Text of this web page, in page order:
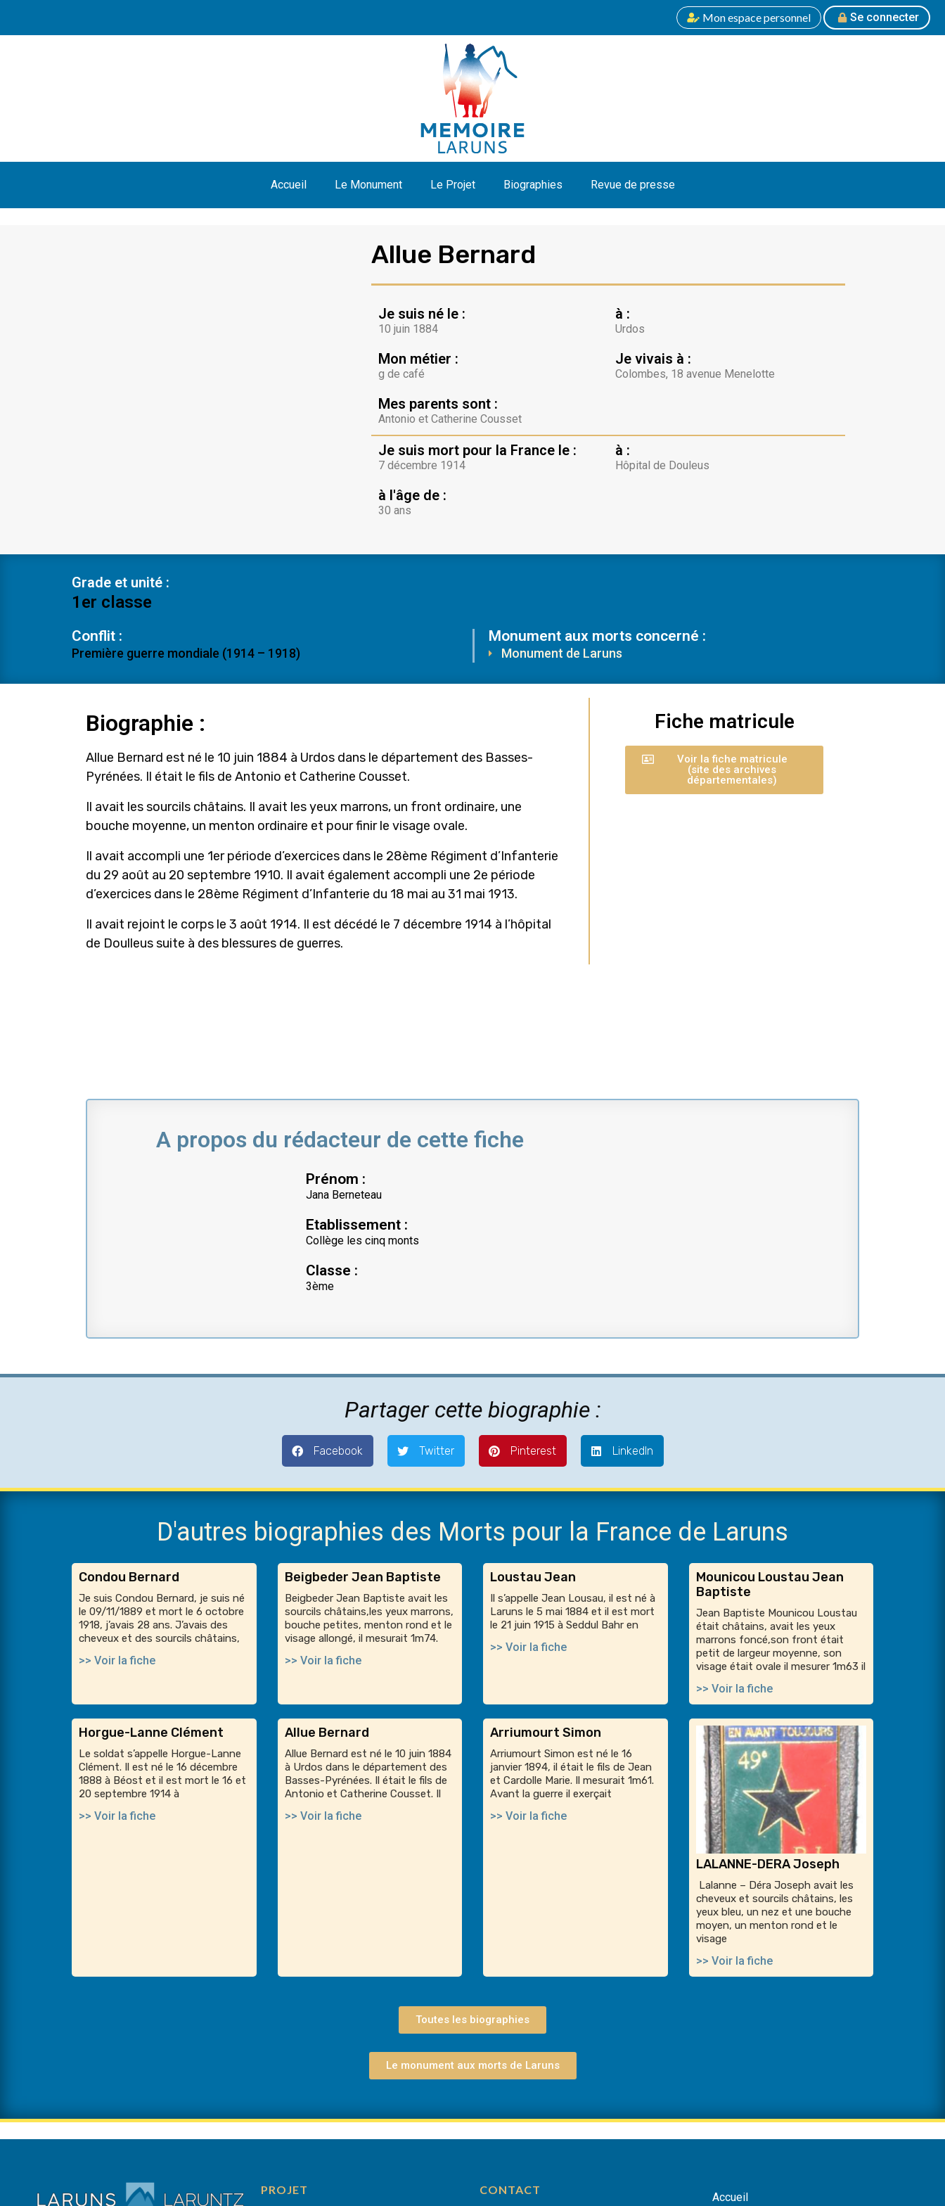
Mon espace personnel Se connecter
Accueil Le Monument Le Projet Biographies Revue de presse
Allue Bernard
Je suis né le :
10 juin 1884
à :
Urdos
Mon métier :
g de café
Mes parents sont :
Antonio et Catherine Cousset
Je vivais à :
Colombes, 18 avenue Menelotte
Je suis mort pour la France le :
7 décembre 1914
à l'âge de :
30 ans
à :
Hôpital de Douleus
Grade et unité :
1er classe
Conflit :
Première guerre mondiale (1914 – 1918)
Monument aux morts concerné :
Monument de Laruns
Biographie :
Allue Bernard est né le 10 juin 1884 à Urdos dans le département des Basses-
Pyrénées. Il était le fils de Antonio et Catherine Cousset.
Il avait les sourcils châtains. Il avait les yeux marrons, un front ordinaire, une
bouche moyenne, un menton ordinaire et pour finir le visage ovale.
Il avait accompli une 1er période d’exercices dans le 28ème Régiment d’Infanterie
du 29 août au 20 septembre 1910. Il avait également accompli une 2e période
d’exercices dans le 28ème Régiment d’Infanterie du 18 mai au 31 mai 1913.
Il avait rejoint le corps le 3 août 1914. Il est décédé le 7 décembre 1914 à l’hôpital
de Doulleus suite à des blessures de guerres.
Fiche matricule
Voir la fiche matricule
(site des archives
départementales)
A propos du rédacteur de cette fiche
Prénom :
Jana Berneteau
Etablissement :
Collège les cinq monts
Classe :
3ème
Partager cette biographie :
Facebook Twitter Pinterest LinkedIn
D'autres biographies des Morts pour la France de Laruns
Condou Bernard
Je suis Condou Bernard, je suis né
le 09/11/1889 et mort le 6 octobre
1918, j’avais 28 ans. J’avais des
cheveux et des sourcils châtains,
>> Voir la fiche
Beigbeder Jean Baptiste
Beigbeder Jean Baptiste avait les
sourcils châtains,les yeux marrons,
bouche petites, menton rond et le
visage allongé, il mesurait 1m74.
>> Voir la fiche
Loustau Jean
Il s’appelle Jean Lousau, il est né à
Laruns le 5 mai 1884 et il est mort
le 21 juin 1915 à Seddul Bahr en
>> Voir la fiche
Mounicou Loustau Jean
Baptiste
Jean Baptiste Mounicou Loustau
était châtains, avait les yeux
marrons foncé,son front était
petit de largeur moyenne, son
visage était ovale il mesurer 1m63 il
>> Voir la fiche
Horgue-Lanne Clément
Le soldat s’appelle Horgue-Lanne
Clément. Il est né le 16 décembre
1888 à Béost et il est mort le 16 et
20 septembre 1914 à
>> Voir la fiche
Allue Bernard
Allue Bernard est né le 10 juin 1884
à Urdos dans le département des
Basses-Pyrénées. Il était le fils de
Antonio et Catherine Cousset. Il
>> Voir la fiche
Arriumourt Simon
Arriumourt Simon est né le 16
janvier 1894, il était le fils de Jean
et Cardolle Marie. Il mesurait 1m61.
Avant la guerre il exerçait
>> Voir la fiche
LALANNE-DERA Joseph
Lalanne – Déra Joseph avait les
cheveux et sourcils châtains, les
yeux bleu, un nez et une bouche
moyen, un menton rond et le
visage
>> Voir la fiche
Toutes les biographies
Le monument aux morts de Laruns
PROJET CONTACT
Accueil